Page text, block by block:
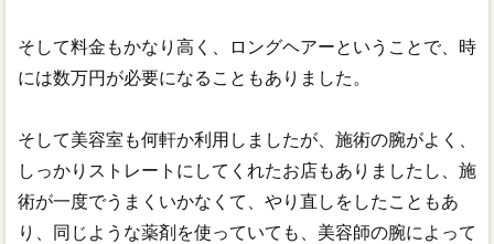
そして料金もかなり高く、ロングヘアーということで、時
には数万円が必要になることもありました。
そして美容室も何軒か利用しましたが、施術の腕がよく、
しっかりストレートにしてくれたお店もありましたし、施
術が一度でうまくいかなくて、やり直しをしたこともあ
り、同じような薬剤を使っていても、美容師の腕によって